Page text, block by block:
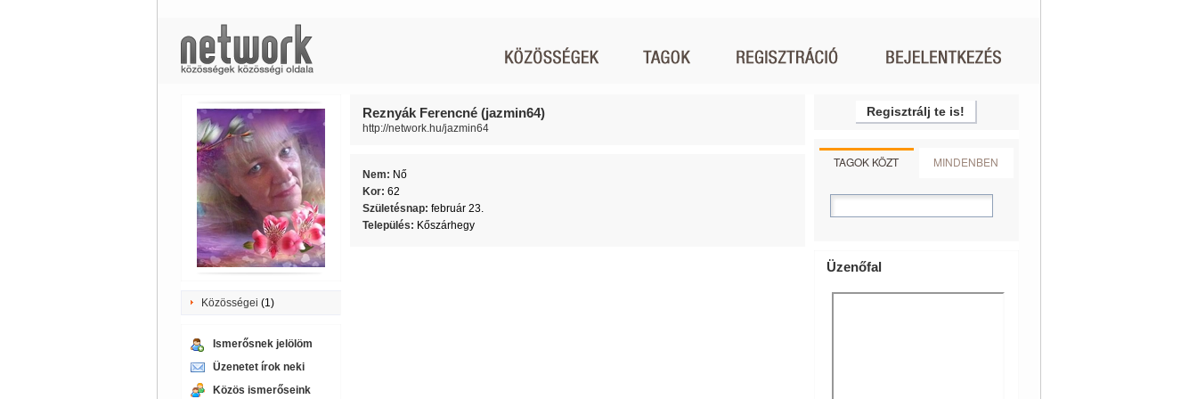
Közösségei (1)
Ismerősnek jelölöm
Üzenetet írok neki
Közös ismerőseink
Reznyák Ferencné (jazmin64)
http://network.hu/jazmin64
Nem: Nő
Kor: 62
Születésnap: február 23.
Település: Kőszárhegy
Regisztrálj te is!
TAGOK KÖZT MINDENBEN
Üzenőfal